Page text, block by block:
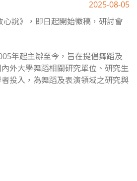
2025-08-05
說》，即日起開始徵稿，研討會
年起主辦至今，旨在提倡舞蹈及
外大學舞蹈相關研究單位、研究生
投入，為舞蹈及表演領域之研究與